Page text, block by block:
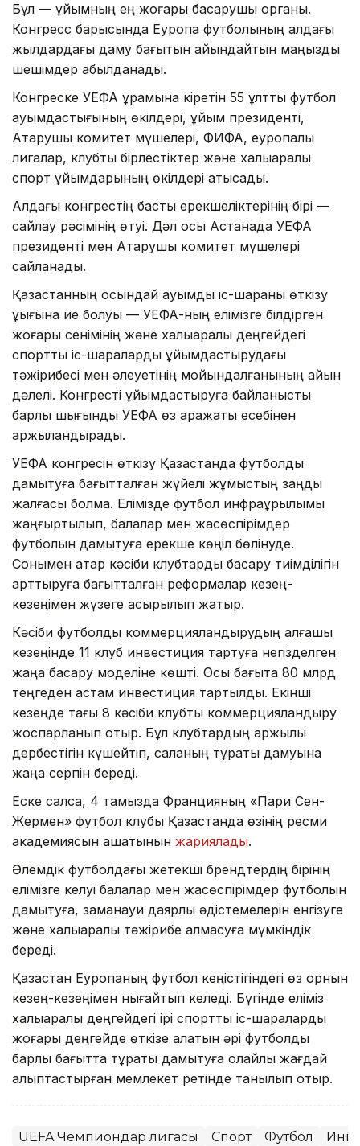
Бұл — ұйымның ең жоғары басқарушы органы.
Конгресс барысында Еуропа футболының алдағы
жылдардағы даму бағытын айқындайтын маңызды
шешімдер қабылданады.
Конгреске УЕФА құрамына кіретін 55 ұлттық футбол
қауымдастығының өкілдері, ұйым президенті,
Атқарушы комитет мүшелері, ФИФА, еуропалық
лигалар, клубтық бірлестіктер және халықаралық
спорт ұйымдарының өкілдері қатысады.
Алдағы конгрестің басты ерекшеліктерінің бірі —
сайлау рәсімінің өтуі. Дәл осы Астанада УЕФА
президенті мен Атқарушы комитет мүшелері
сайланады.
Қазақстанның осындай ауқымды іс-шараны өткізу
құқығына ие болуы — УЕФА-ның елімізге білдірген
жоғары сенімінің және халықаралық деңгейдегі
спорттық іс-шараларды ұйымдастырудағы
тәжірибесі мен әлеуетінің мойындалғанының айқын
дәлелі. Конгресті ұйымдастыруға байланысты
барлық шығынды УЕФА өз қаражаты есебінен
қаржыландырады.
УЕФА конгресін өткізу Қазақстанда футболды
дамытуға бағытталған жүйелі жұмыстың заңды
жалғасы болмақ. Елімізде футбол инфрақұрылымы
жаңғыртылып, балалар мен жасөспірімдер
футболын дамытуға ерекше көңіл бөлінуде.
Сонымен қатар кәсіби клубтарды басқару тиімділігін
арттыруға бағытталған реформалар кезең-
кезеңімен жүзеге асырылып жатыр.
Кәсіби футболды коммерцияландырудың алғашқы
кезеңінде 11 клуб инвестиция тартуға негізделген
жаңа басқару моделіне көшті. Осы бағытқа 80 млрд
теңгеден астам инвестиция тартылды. Екінші
кезеңде тағы 8 кәсіби клубты коммерцияландыру
жоспарланып отыр. Бұл клубтардың қаржылық
дербестігін күшейтіп, саланың тұрақты дамуына
жаңа серпін береді.
Еске салсақ, 4 тамызда Францияның «Пари Сен-
Жермен» футбол клубы Қазақстанда өзінің ресми
академиясын ашатынын жариялады.
Әлемдік футболдағы жетекші брендтердің бірінің
елімізге келуі балалар мен жасөспірімдер футболын
дамытуға, заманауи даярлық әдістемелерін енгізуге
және халықаралық тәжірибе алмасуға мүмкіндік
береді.
Қазақстан Еуропаның футбол кеңістігіндегі өз орнын
кезең-кезеңімен нығайтып келеді. Бүгінде еліміз
халықаралық деңгейдегі ірі спорттық іс-шараларды
жоғары деңгейде өткізе алатын әрі футболды
барлық бағытта тұрақты дамытуға қолайлы жағдай
қалыптастырған мемлекет ретінде танылып отыр.
UEFA Чемпиондар лигасы Спорт Футбол